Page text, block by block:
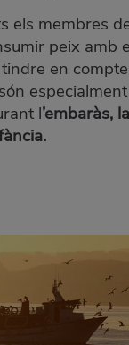
els membres
peix amb
en
especialment
l’embaràs,